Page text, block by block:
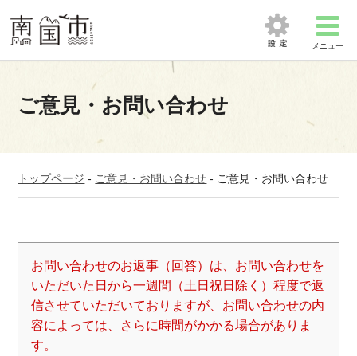
メニュー
ご意見・お問い合わせ
トップページ - ご意見・お問い合わせ - ご意見・お問い合わせ
お問い合わせのお返事（回答）は、お問い合わせを
いただいた日から一週間（土日祝日除く）程度で返
信させていただいておりますが、お問い合わせの内
容によっては、さらに時間がかかる場合がありま
す。